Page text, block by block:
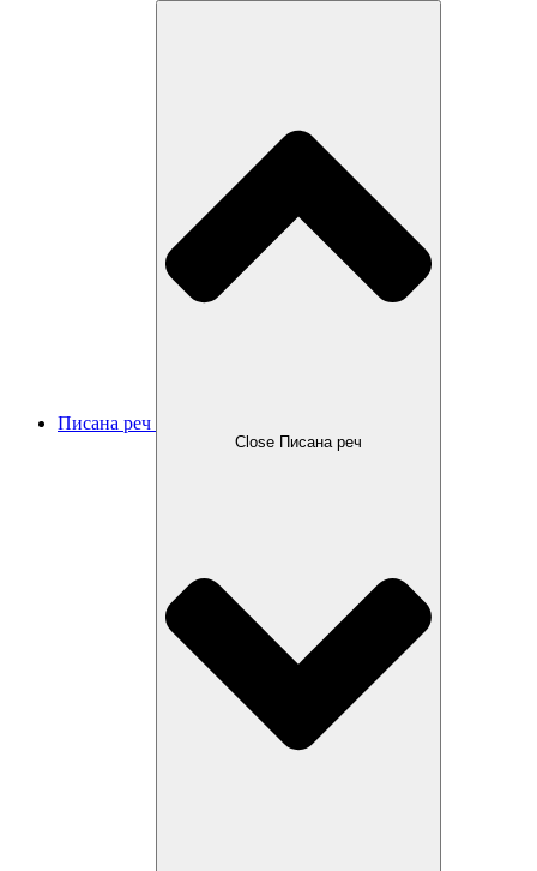
Писана реч
Close Писана реч